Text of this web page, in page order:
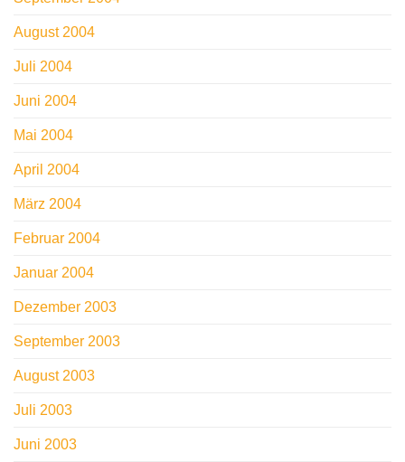
August 2004
Juli 2004
Juni 2004
Mai 2004
April 2004
März 2004
Februar 2004
Januar 2004
Dezember 2003
September 2003
August 2003
Juli 2003
Juni 2003